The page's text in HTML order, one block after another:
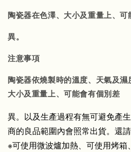
陶瓷器在色澤、大小及重量上、可
異。
注意事項
陶瓷器依燒製時的溫度、天氣及濕
大小及重量上、可能會有個別差
異。以及生產過程有無可避免產
商的良品範圍內會照常出貨。還
※可使用微波爐加熱、可使用烤